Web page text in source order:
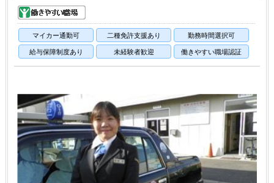
マイカー通勤可 二種免許支援あり 勤務時間選択可
給与保障制度あり 未経験者歓迎 働きやすい職場認証